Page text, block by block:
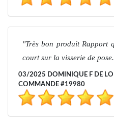
Très bon produit Rapport
court sur la visserie de
03/2025 DOMINIQUE F DE
COMMANDE #19980